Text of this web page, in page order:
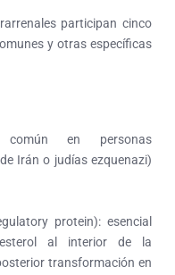
participan cinco
y otras específicas
común en personas
Irán o judías ezquenazi)
protein): esencial
al interior de la
transformación en